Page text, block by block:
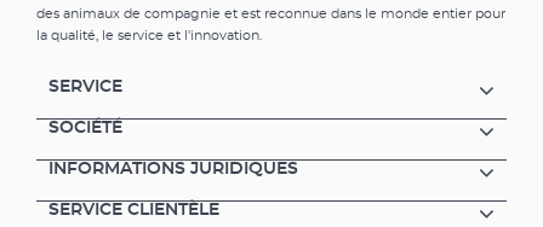
des animaux de compagnie et est reconnue dans le monde entier pour
la qualité, le service et l'innovation.
SERVICE
SOCIÉTÉ
INFORMATIONS JURIDIQUES
SERVICE CLIENTÈLE